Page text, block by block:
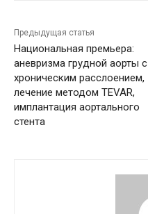
Предыдущая статья
Национальная премьера:
аневризма грудной аорты с
хроническим расслоением,
лечение методом TEVAR,
имплантация аортального
стента